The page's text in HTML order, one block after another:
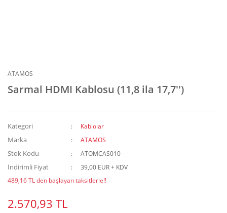
ATAMOS
Sarmal HDMI Kablosu (11,8 ila 17,7'')
Kategori Kablolar
Marka ATAMOS
Stok Kodu ATOMCAS010
İndirimli Fiyat
39,00 EUR + KDV
489,16 TL den başlayan taksitlerle!!
2.570,93 TL